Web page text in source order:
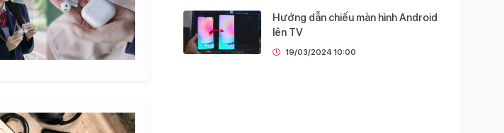
19/03/2024 10:00
Hướng dẫn chiếu màn hình Android
lên TV